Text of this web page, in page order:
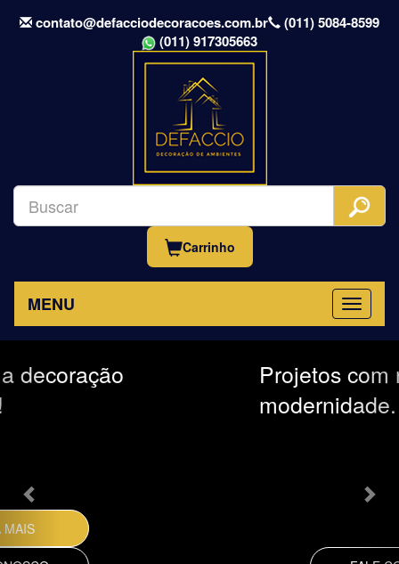
contato@defacciodecoracoes.com.br
(011) 5084-8599
(011) 917305663
Carrinho
MENU
Projetos com requinte e